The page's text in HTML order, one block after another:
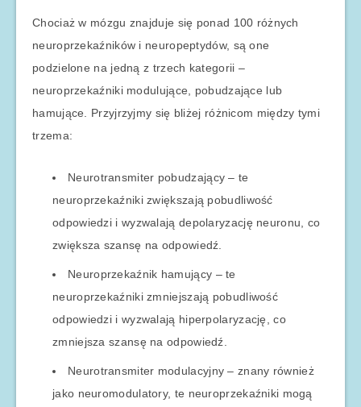
Chociaż w mózgu znajduje się ponad 100 różnych
neuroprzekaźników i neuropeptydów, są one
podzielone na jedną z trzech kategorii –
neuroprzekaźniki modulujące, pobudzające lub
hamujące. Przyjrzyjmy się bliżej różnicom między tymi
trzema:
Neurotransmiter pobudzający – te
neuroprzekaźniki zwiększają pobudliwość
odpowiedzi i wyzwalają depolaryzację neuronu, co
zwiększa szansę na odpowiedź.
Neuroprzekaźnik hamujący – te
neuroprzekaźniki zmniejszają pobudliwość
odpowiedzi i wyzwalają hiperpolaryzację, co
zmniejsza szansę na odpowiedź.
Neurotransmiter modulacyjny – znany również
jako neuromodulatory, te neuroprzekaźniki mogą